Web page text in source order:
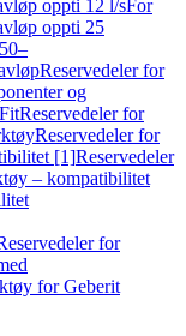
oppti 12 l/sFor
oppti 25
Reservedeler for
og
Reservedeler for
Reservedeler for
[1]Reservedeler
– kompatibilitet
for
for Geberit